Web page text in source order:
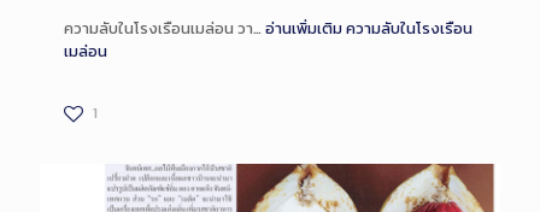
ความลับในโรงเรือนเมล่อน วา… อ่านเพิ่มเติมความลับในโรงเรือน
เมล่อน
1